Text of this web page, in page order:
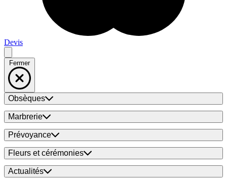
Devis
Fermer
Obsèques
Marbrerie
Prévoyance
Fleurs et cérémonies
Actualités